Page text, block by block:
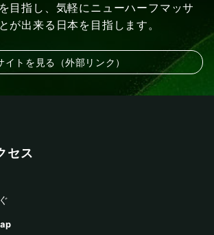
目指し、気軽にニューハーフマッサ
が出来る日本を目指します。
イトを見る（外部リンク）
セス